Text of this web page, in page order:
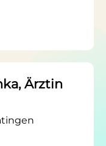
Ärztin